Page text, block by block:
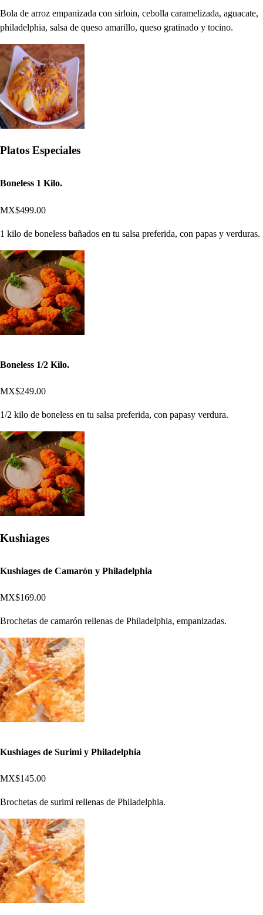
Bola de arroz empanizada con sirloin, cebolla caramelizada, aguacate,
philadelphia, salsa de queso amarillo, queso gratinado y tocino.
Platos Especiales
Boneless 1 Kilo.
MX$499.00
1 kilo de boneless bañados en tu salsa preferida, con papas y verduras.
Boneless 1/2 Kilo.
MX$249.00
1/2 kilo de boneless en tu salsa preferida, con papasy verdura.
Kushiages
Kushiages de Camarón y Philadelphia
MX$169.00
Brochetas de camarón rellenas de Philadelphia, empanizadas.
Kushiages de Surimi y Philadelphia
MX$145.00
Brochetas de surimi rellenas de Philadelphia.